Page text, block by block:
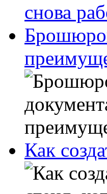
снова
Как